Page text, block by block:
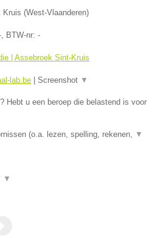
Kruis (West-Vlaanderen)
, BTW-nr: -
| Assebroek Sint-Kruis
lab.be | Screenshot ▼
Hebt u een beroep die belastend is voor
(o.a. lezen, spelling, rekenen, ▼
▼